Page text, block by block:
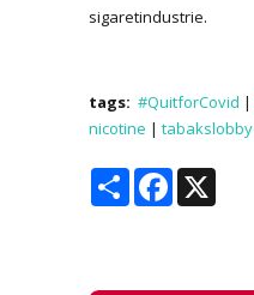
sigaretindustrie.
tags: #QuitforCovid |
nicotine | tabakslobby
Share Facebook